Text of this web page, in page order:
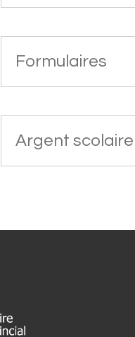
Formulaires
Argent scolaire